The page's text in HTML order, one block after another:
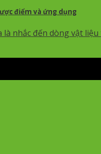
điểm và ứng dụng
là nhắc đến dòng vật